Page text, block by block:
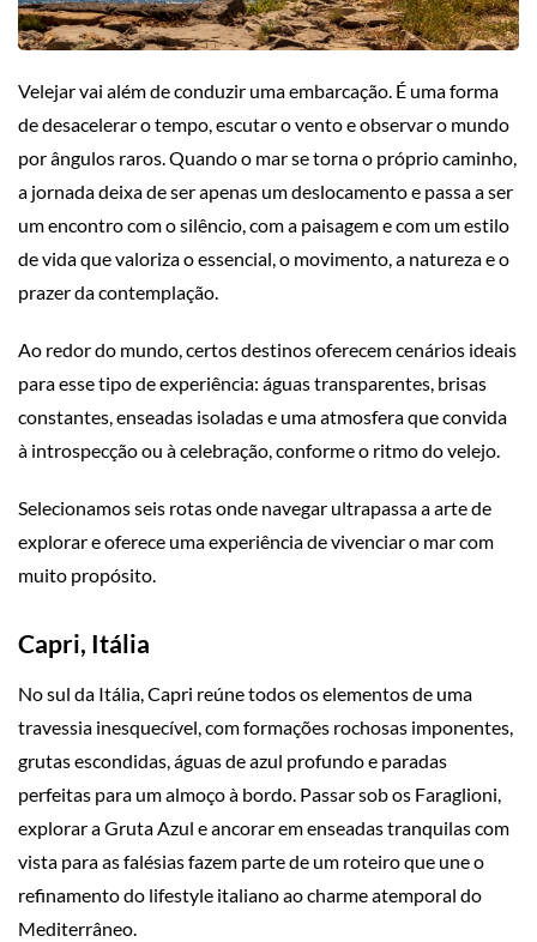
Velejar vai além de conduzir uma embarcação. É uma forma
de desacelerar o tempo, escutar o vento e observar o mundo
por ângulos raros. Quando o mar se torna o próprio caminho,
a jornada deixa de ser apenas um deslocamento e passa a ser
um encontro com o silêncio, com a paisagem e com um estilo
de vida que valoriza o essencial, o movimento, a natureza e o
prazer da contemplação.
Ao redor do mundo, certos destinos oferecem cenários ideais
para esse tipo de experiência: águas transparentes, brisas
constantes, enseadas isoladas e uma atmosfera que convida
à introspecção ou à celebração, conforme o ritmo do velejo.
Selecionamos seis rotas onde navegar ultrapassa a arte de
explorar e oferece uma experiência de vivenciar o mar com
muito propósito.
Capri, Itália
No sul da Itália, Capri reúne todos os elementos de uma
travessia inesquecível, com formações rochosas imponentes,
grutas escondidas, águas de azul profundo e paradas
perfeitas para um almoço à bordo. Passar sob os Faraglioni,
explorar a Gruta Azul e ancorar em enseadas tranquilas com
vista para as falésias fazem parte de um roteiro que une o
refinamento do lifestyle italiano ao charme atemporal do
Mediterrâneo.